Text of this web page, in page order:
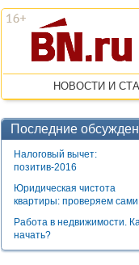
НОВОСТИ И
Последние
Налоговый вычет:
позитив-2016
Юридическая чистота
квартиры: проверяем сами
Работа в недвижимости.
начать?